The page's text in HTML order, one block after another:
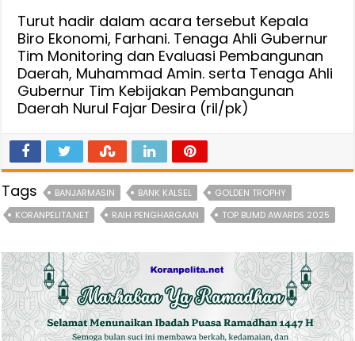
Turut hadir dalam acara tersebut Kepala
Biro Ekonomi, Farhani. Tenaga Ahli Gubernur
Tim Monitoring dan Evaluasi Pembangunan
Daerah, Muhammad Amin. serta Tenaga Ahli
Gubernur Tim Kebijakan Pembangunan
Daerah Nurul Fajar Desira (ril/pk)
Tags BANJARMASIN BANK KALSEL
GOLDEN TROPHY
KORANPELITA.NET
RAIH PENGHARGAAN TOP BUMD AWARDS 2025